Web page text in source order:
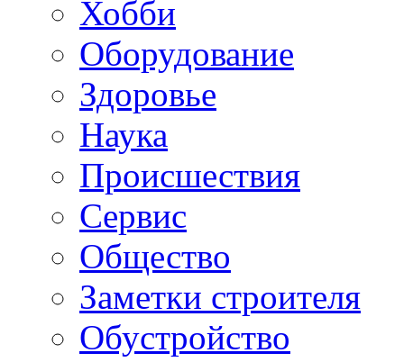
Хобби
Oборудование
Здоровье
Наука
Происшествия
Сервис
Общество
Заметки строителя
Обустройство